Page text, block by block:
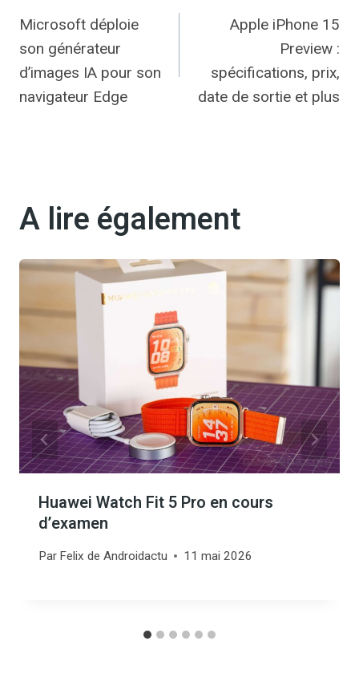
de
l’article
Microsoft déploie
son générateur
d’images IA pour son
navigateur Edge
Apple iPhone 15
Preview :
spécifications, prix,
date de sortie et plus
A lire également
Huawei Watch Fit 5 Pro en cours
d’examen
Par Felix de Androidactu 11 mai 2026